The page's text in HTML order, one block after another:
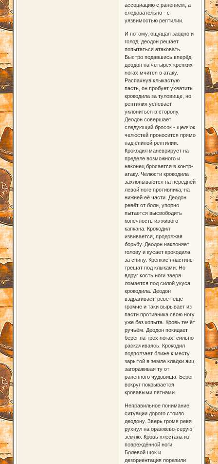
ассоциацию с ранением, а
следовательно - с
уязвимостью рептилии.
И потому, ощущая заодно и
голод, деодон решает
попытаться атаковать.
Быстро подавшись вперёд,
деодон на четырёх крепких
ногах мчится в атаку.
Распахнув клыкастую
пасть, он пробует ухватить
крокодила за туловище, но
рептилия успевает
уклониться в сторону.
Деодон совершает
следующий бросок - щелчок
челюстей проносится прямо
над спиной рептилии.
Крокодил маневрирует на
пределе возможного и
наконец бросается в контр-
атаку. Челюсти крокодила
захлопываются на передней
левой ноге противника, на
нижней её части. Деодон
ревёт от боли, упорно
пытается высвободить
конечность из живого
капкана. Крокодил
извивается, продолжая
борьбу. Деодон наклоняет
голову и кусает крокодила
за спину. Крепкие пластины
трещат под клыками. Но
вдруг кость ноги зверя
ломается под силой укуса
крокодила. Деодон
вздрагивает, ревёт ещё
громче и таки вырывает из
пасти противника свою ногу
уже без копыта. Кровь течёт
ручьём. Деодон покидает
берег на трёх ногах, сильно
раскачиваясь. Крокодил
подползает ближе к месту
зарытой в земле кладки яиц,
загораживая ту от
раненного чудовища. Берег
вокруг покрывается
кровавыми пятнами.
Неправильное понимание
ситуации дорого стоило
деодону. Зверь громя ревя
рухнул на оранжево-серую
землю. Кровь хлестала из
повреждённой ноги.
Болевой шок и
дезориентация поразили